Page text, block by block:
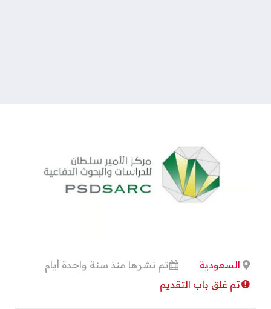
السعودية
تم نشرها منذ سنة واحدة أيام
تم غلق باب التقديم